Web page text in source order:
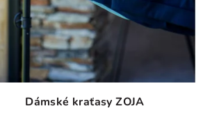
Dámské kraťasy ZOJA